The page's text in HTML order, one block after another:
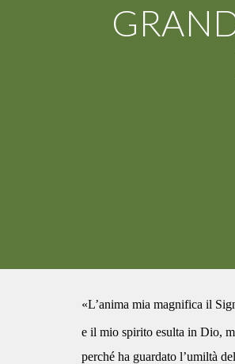
«L’anima mia magnifica il
e il mio spirito esulta in Dio,
perché ha guardato l’umiltà